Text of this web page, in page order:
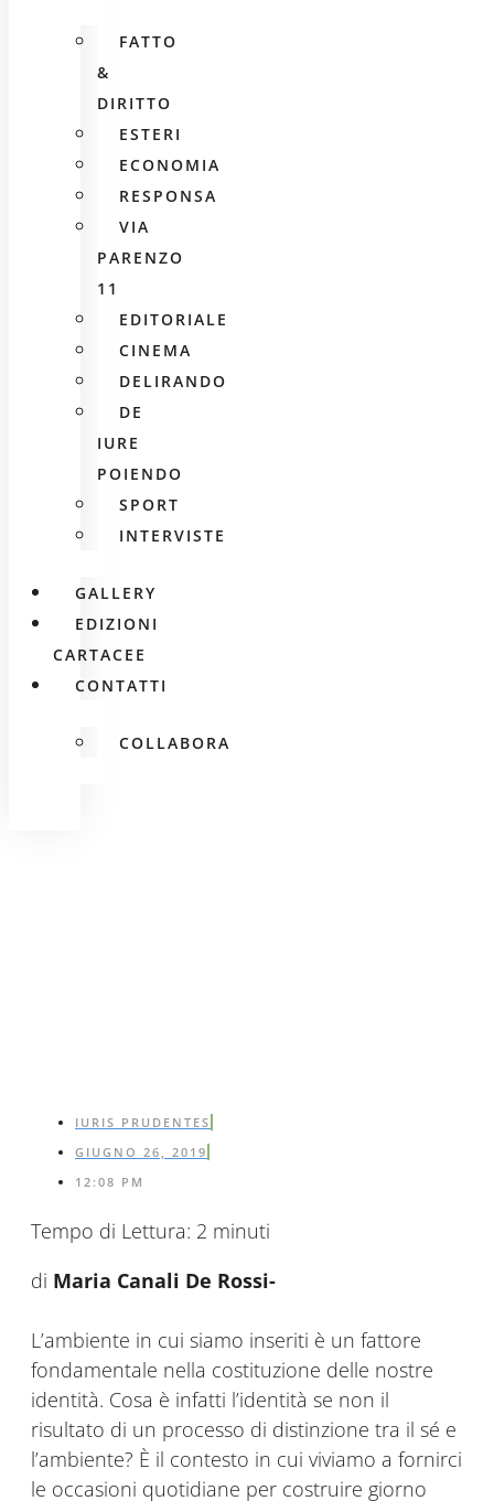
FATTO
&
DIRITTO
ESTERI
ECONOMIA
RESPONSA
VIA
PARENZO
11
EDITORIALE
CINEMA
DELIRANDO
DE
IURE
POIENDO
SPORT
INTERVISTE
GALLERY
EDIZIONI
CARTACEE
CONTATTI
COLLABORA
IURIS PRUDENTES
GIUGNO 26, 2019
12:08 PM
Tempo di Lettura: 2 minuti
di Maria Canali De Rossi-
L’ambiente in cui siamo inseriti è un fattore
fondamentale nella costituzione delle nostre
identità. Cosa è infatti l’identità se non il
risultato di un processo di distinzione tra il sé e
l’ambiente? È il contesto in cui viviamo a fornirci
le occasioni quotidiane per costruire giorno